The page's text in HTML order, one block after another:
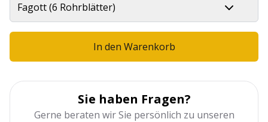
Fagott (6 Rohrblätter)
In den Warenkorb
Sie haben Fragen?
Gerne beraten wir Sie persönlich zu unseren